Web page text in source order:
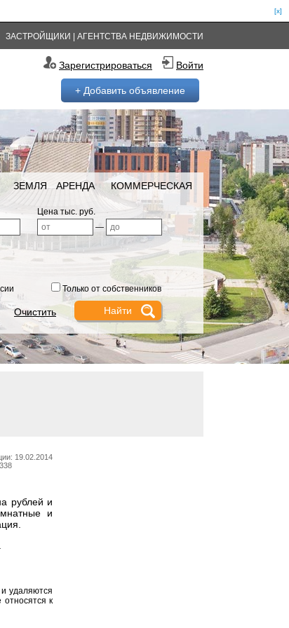
[x]
ЗАСТРОЙЩИКИ АГЕНТСТВА НЕДВИЖИМОСТИ
Зарегистрироваться Войти
+ Добавить объявление
ЗЕМЛЯ АРЕНДА КОММЕРЧЕСКАЯ
Цена тыс. руб.
—
Только от собственников
Очистить
19.02.2014
рублей и
и
удаляются
к